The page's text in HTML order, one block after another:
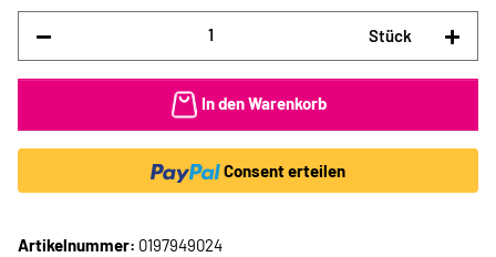
Stück
In den Warenkorb
Consent erteilen
Artikelnummer: 0197949024